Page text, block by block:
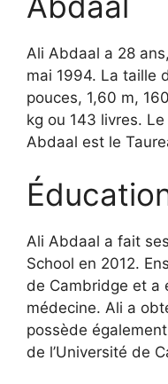
Ali Abdaal a 28
mai 1994. La taille
pouces, 1,60 m,
kg ou 143 livres. Le
Abdaal est le
Ali Abdaal a fait
School en 2012.
de Cambridge et a
médecine. Ali a
possède
de l’Université de